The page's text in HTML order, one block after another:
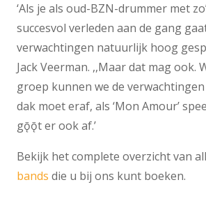
‘Als je als oud-BZN-drummer met
succesvol verleden aan de gang
verwachtingen natuurlijk hoog
Jack Veerman. ,,Maar dat mag ook.
groep kunnen we de
dak moet eraf, als ‘Mon Amour’
gǭǭt er ook af.’
Bekijk het complete overzicht van
bands die u bij ons kunt boeken.